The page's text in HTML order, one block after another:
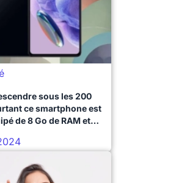
sous les 200
ce smartphone est
de 8 Go de RAM et